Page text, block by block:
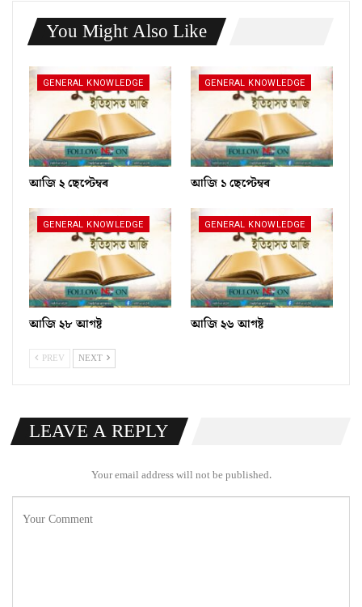
You Might Also Like
GENERAL KNOWLEDGE
আজি ২ ছেপ্টেম্বৰ
GENERAL KNOWLEDGE
আজি ১ ছেপ্টেম্বৰ
GENERAL KNOWLEDGE
আজি ২৮ আগষ্ট
GENERAL KNOWLEDGE
আজি ২৬ আগষ্ট
PREV NEXT
LEAVE A REPLY
Your email address will not be published.